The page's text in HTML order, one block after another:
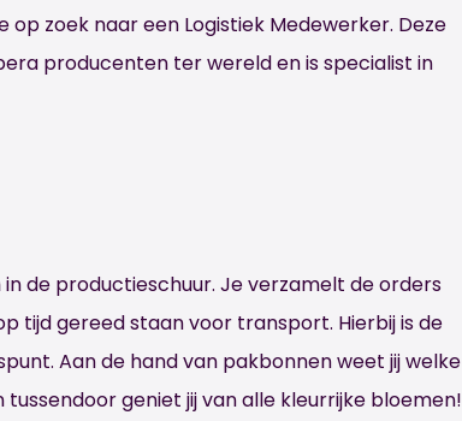
zoek naar een Logistiek Medewerker. Deze
producenten ter wereld en is specialist in
de productieschuur. Je verzamelt de orders
tijd gereed staan voor transport. Hierbij is de
Aan de hand van pakbonnen weet jij welke
geniet jij van alle kleurrijke bloemen!